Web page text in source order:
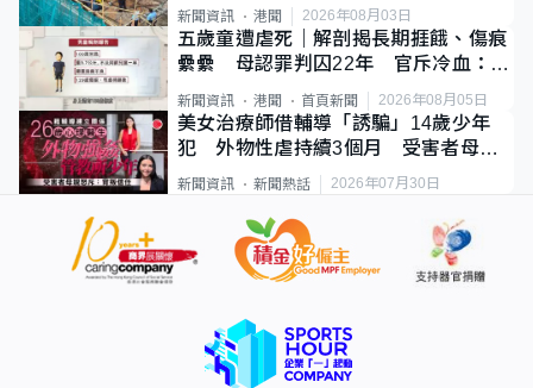
新聞資訊 港聞 2026年08月03日
五歲童遭虐死｜解剖揭長期捱餓、傷痕
纍纍 母認罪判囚22年 官斥冷血：同
類案最惡劣
新聞資訊 港聞 首頁新聞 2026年08月05日
美女治療師借輔導「誘騙」14歲少年
犯 外物性虐持續3個月 受害者母：
要保護其他人
新聞資訊 新聞熱話 2026年07月30日